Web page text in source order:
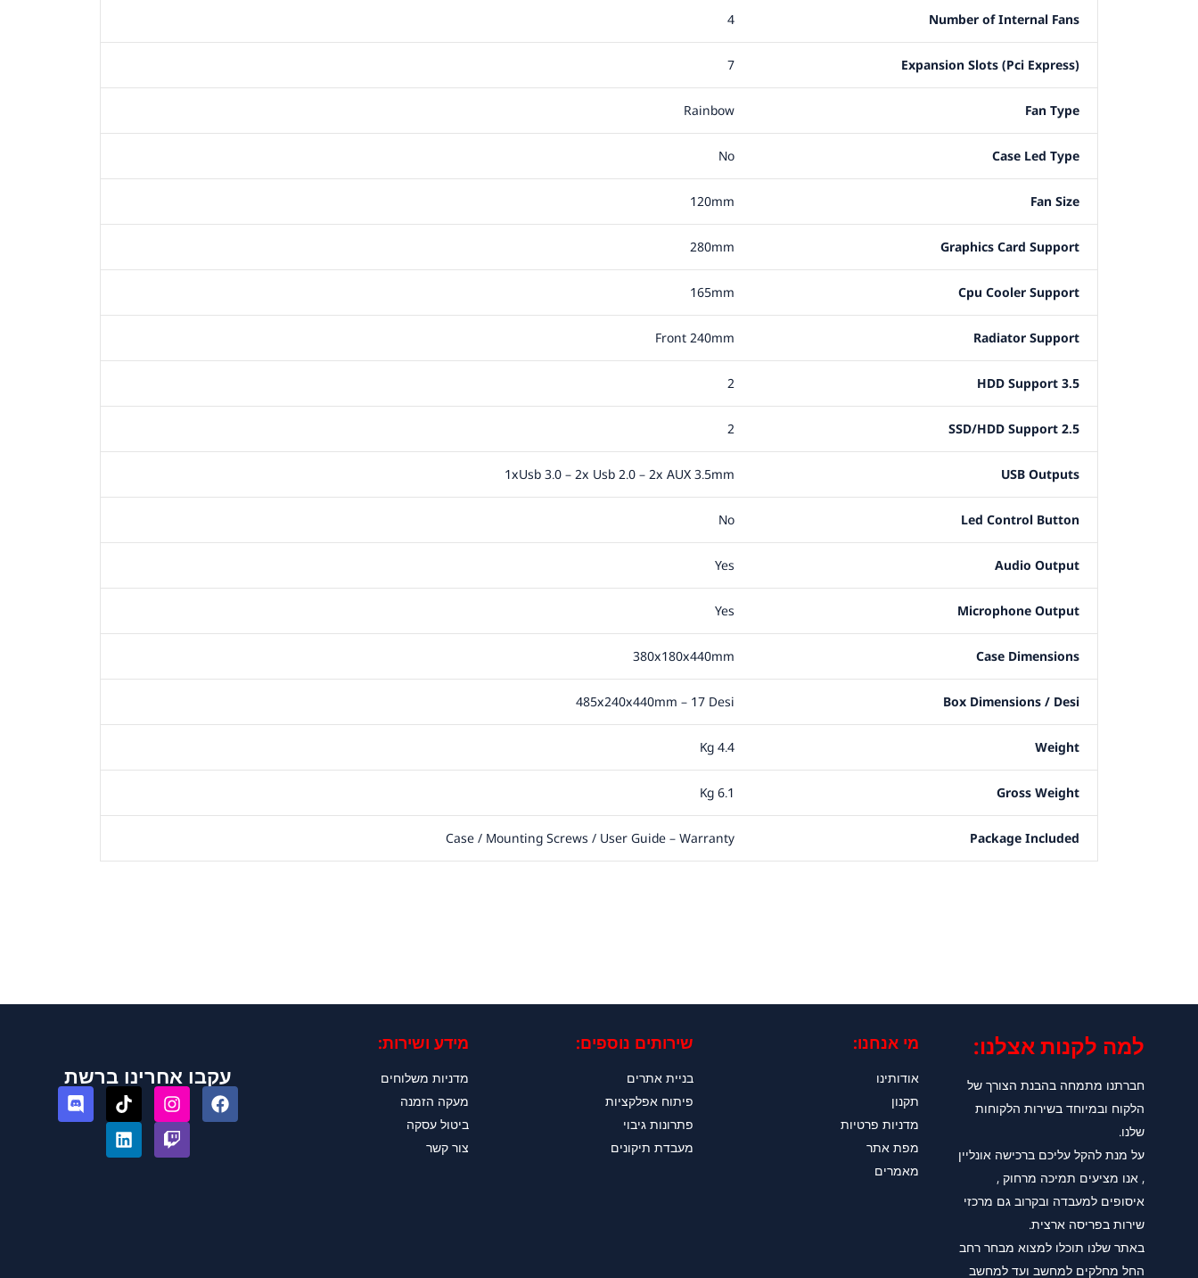
Number of Internal Fans
4
Expansion Slots (Pci Express)
7
Fan Type
Rainbow
Case Led Type
No
Fan Size
120mm
Graphics Card Support
280mm
Cpu Cooler Support
165mm
Radiator Support
Front 240mm
3.5 HDD Support
2
2.5 SSD/HDD Support
2
USB Outputs
1xUsb 3.0 – 2x Usb 2.0 – 2x AUX 3.5mm
Led Control Button
No
Audio Output
Yes
Microphone Output
Yes
Case Dimensions
380x180x440mm
Box Dimensions / Desi
485x240x440mm – 17 Desi
Weight
4.4 Kg
Gross Weight
6.1 Kg
Package Included
Case / Mounting Screws / User Guide – Warranty
למה לקנות אצלנו:​
חברתנו מתמחה בהבנת הצורך של
הלקוח ובמיוחד בשירות הלקוחות
שלנו.
על מנת להקל עליכם ברכישה אונליין
, אנו מציעים תמיכה מרחוק ,
איסופים למעבדה ובקרוב גם מרכזי
שירות בפריסה ארצית.
באתר שלנו תוכלו למצוא מבחר רחב
החל מחלקים למחשב ועד למחשב
מי אנחנו:
אודותינו
תקנון
מדניות פרטיות
מפת אתר
מאמרים
שירותים נוספים:
בניית אתרים
פיתוח אפלקציות
פתרונות גיבוי
מעבדת תיקונים
מידע ושירות:
מדניות משלוחים
מעקה הזמנה
ביטול עסקה
צור קשר
עקבו אחרינו ברשת